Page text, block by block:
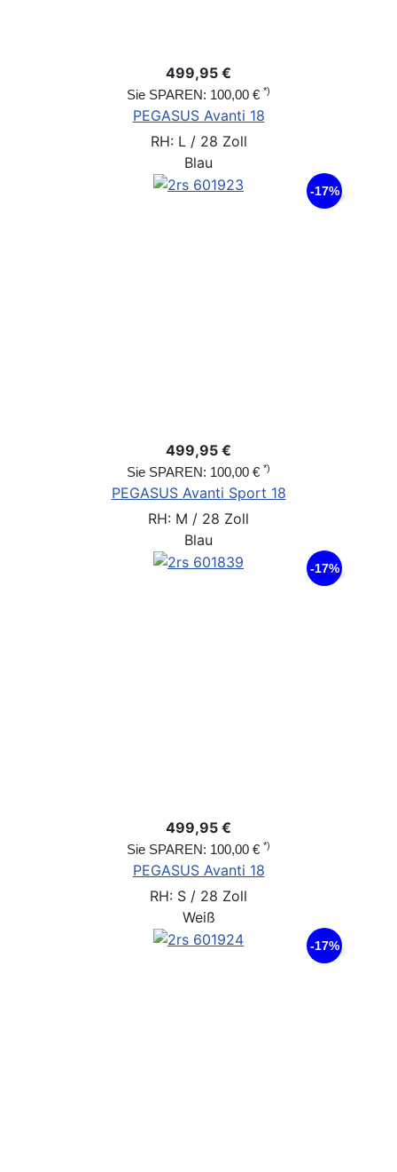
499,95 €
Sie SPAREN: 100,00 € *)
PEGASUS Avanti 18
RH: L / 28 Zoll
Blau
-17%
499,95 €
Sie SPAREN: 100,00 € *)
PEGASUS Avanti Sport 18
RH: M / 28 Zoll
Blau
-17%
499,95 €
Sie SPAREN: 100,00 € *)
PEGASUS Avanti 18
RH: S / 28 Zoll
Weiß
-17%